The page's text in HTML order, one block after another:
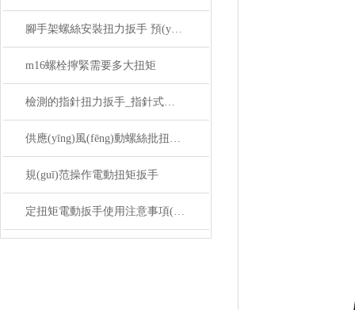
腳手架螺絲安裝扭力扳手 預(yù)置式扭力安裝扳手 預(yù)設(shè)扭矩安裝扳手
m16螺栓擰緊需要多大扭矩
檢測的指針扭力扳手_指針式扭力扳手生產(chǎn)廠商
供應(yīng)風(fēng)動螺絲批扭力校正儀10N.m 50N.m 350N.m廠家
規(guī)范操作電動扭矩扳手
定扭矩電動扳手使用注意事項(xiàng)